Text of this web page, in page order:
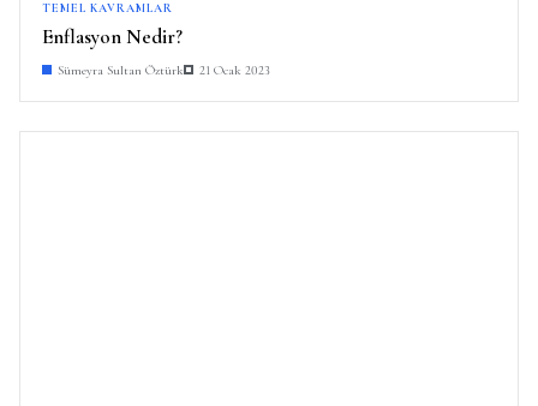
TEMEL KAVRAMLAR
Enflasyon Nedir?
Sümeyra Sultan Öztürk 21 Ocak 2023